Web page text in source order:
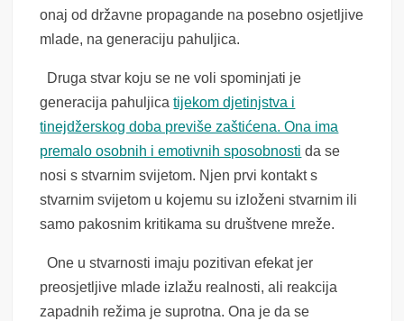
onaj od državne propagande na posebno osjetljive
mlade, na generaciju pahuljica.
Druga stvar koju se ne voli spominjati je
generacija pahuljicatijekom djetinjstva i
tinejdžerskog doba previše zaštićena. Ona ima
premalo osobnih i emotivnih sposobnosti da se
nosi s stvarnim svijetom. Njen prvi kontakt s
stvarnim svijetom u kojemu su izloženi stvarnim ili
samo pakosnim kritikama su društvene mreže.
One u stvarnosti imaju pozitivan efekat jer
preosjetljive mlade izlažu realnosti, ali reakcija
zapadnih režima je suprotna. Ona je da se